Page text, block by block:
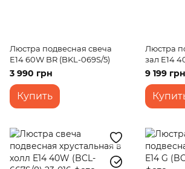
Люстра подвесная свеча
E14 60W BR (BKL-069S/5)
3 990 грн
Купить
Люстра
зал E14
9 199 грн